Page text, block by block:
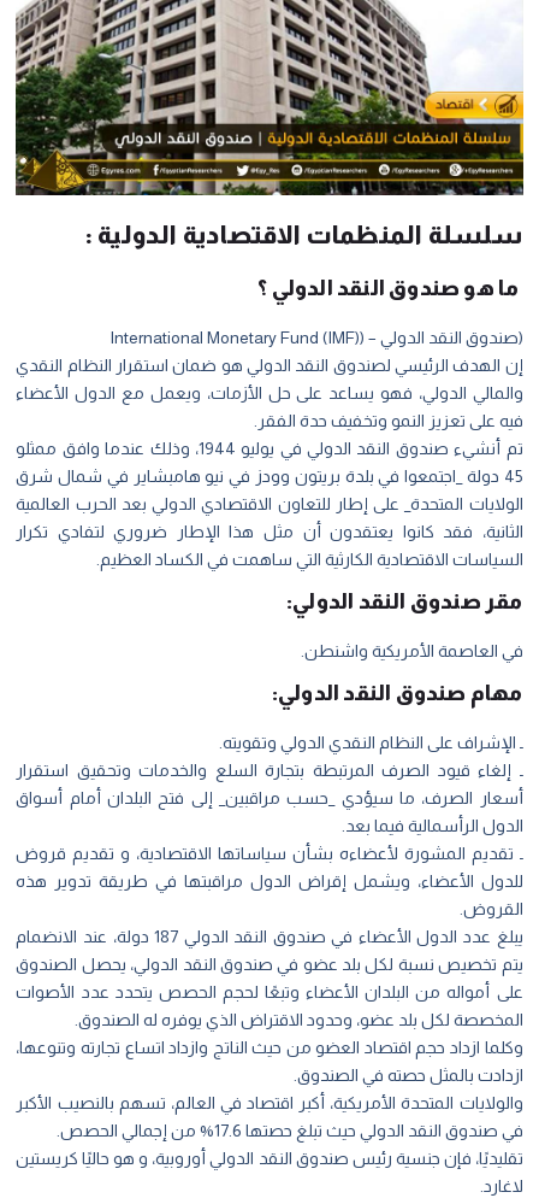
سلسلة المنظمات الاقتصادية الدولية :
ما هو صندوق النقد الدولي ؟
(صندوق النقد الدولي – (International Monetary Fund (IMF)
إن الهدف الرئيسي لصندوق النقد الدولي هو ضمان استقرار النظام النقدي
والمالي الدولي، فهو يساعد على حل الأزمات، ويعمل مع الدول الأعضاء
فيه على تعزيز النمو وتخفيف حدة الفقر.
تم أنشيء صندوق النقد الدولي في يوليو 1944، وذلك عندما وافق ممثلو
45 دولة _اجتمعوا في بلدة بريتون وودز في نيو هامبشاير في شمال شرق
الولايات المتحدة_ على إطار للتعاون الاقتصادي الدولي بعد الحرب العالمية
الثانية، فقد كانوا يعتقدون أن مثل هذا الإطار ضروري لتفادي تكرار
السياسات الاقتصادية الكارثية التي ساهمت في الكساد العظيم.
مقر صندوق النقد الدولي:
في العاصمة الأمريكية واشنطن.
مهام صندوق النقد الدولي:
ـ الإشراف على النظام النقدي الدولي وتقويته.
ـ إلغاء قيود الصرف المرتبطة بتجارة السلع والخدمات وتحقيق استقرار
أسعار الصرف، ما سيؤدي _حسب مراقبين_ إلى فتح البلدان أمام أسواق
الدول الرأسمالية فيما بعد.
ـ تقديم المشورة لأعضاءه بشأن سياساتها الاقتصادية، و تقديم قروض
للدول الأعضاء، ويشمل إقراض الدول مراقبتها في طريقة تدوير هذه
القروض.
يبلغ عدد الدول الأعضاء في صندوق النقد الدولي 187 دولة، عند الانضمام
يتم تخصيص نسبة لكل بلد عضو في صندوق النقد الدولي، يحصل الصندوق
على أمواله من البلدان الأعضاء وتبعًا لحجم الحصص يتحدد عدد الأصوات
المخصصة لكل بلد عضو، وحدود الاقتراض الذي يوفره له الصندوق.
وكلما ازداد حجم اقتصاد العضو من حيث الناتج وازداد اتساع تجارته وتنوعها،
ازدادت بالمثل حصته في الصندوق.
والولايات المتحدة الأمريكية، أكبر اقتصاد في العالم، تسهم بالنصيب الأكبر
في صندوق النقد الدولي حيث تبلغ حصتها 17.6% من إجمالي الحصص.
تقليديًا، فإن جنسية رئيس صندوق النقد الدولي أوروبية، و هو حاليًا كريستين
لاغارد.